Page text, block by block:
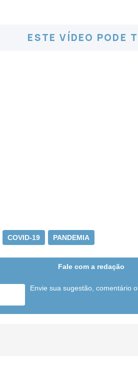
ESTE VÍDEO PODE
COVID-19 PANDEMIA
Fale com a redação
Envie sua sugestão, comentário